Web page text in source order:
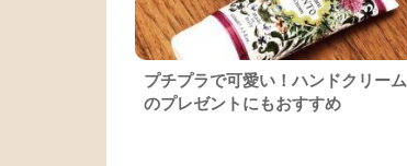
プチプラで可愛い！ハンドクリーム
のプレゼントにもおすすめ